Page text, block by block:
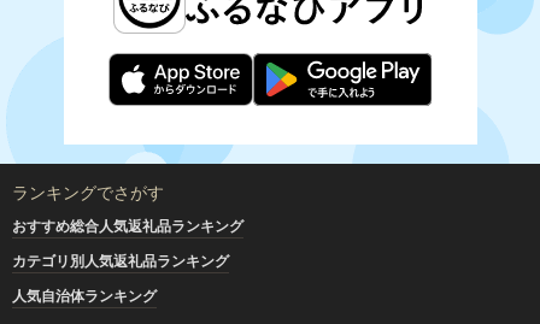
ランキングでさがす
おすすめ総合人気返礼品ランキング
カテゴリ別人気返礼品ランキング
人気自治体ランキング